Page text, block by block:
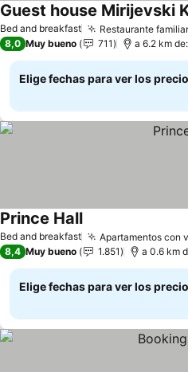
Bed and breakfast Restaurante familiar
Guest house Mirijevski
8,0 Muy bueno 711 a 6.2 km
Elige fechas para ver los
Bed and breakfast Apartamentos con
Prince HallVer precios
8,4 Muy bueno 1.851 a 0.6 km
Elige fechas para ver los